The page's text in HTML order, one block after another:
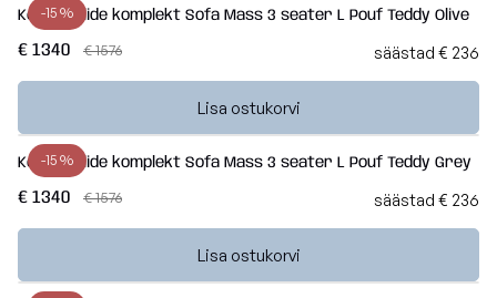
-15 %
Kott-toolide komplekt Sofa Mass 3 seater L Pouf Teddy Olive
€ 1340 € 1576 säästad € 236
Lisa ostukorvi
-15 %
Kott-toolide komplekt Sofa Mass 3 seater L Pouf Teddy Grey
€ 1340 € 1576 säästad € 236
Lisa ostukorvi